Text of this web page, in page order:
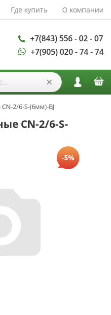
Где купить О компании
+7(843) 556 - 02 - 07
+7(905) 020 - 74 - 74
2/6-S-(6мм)-BJ
CN-2/6-S-
-5%